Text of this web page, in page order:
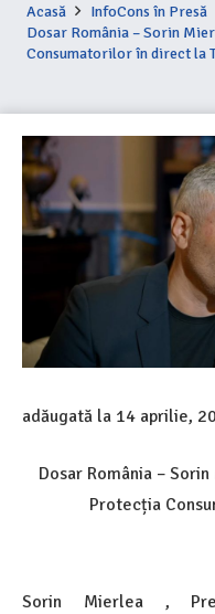
Acasă
InfoCons în Presă
Dosar România – Sorin
Consumatorilor în direct la
adăugată la 14 aprilie,
Dosar România –
Protecția
Sorin Mierlea ,